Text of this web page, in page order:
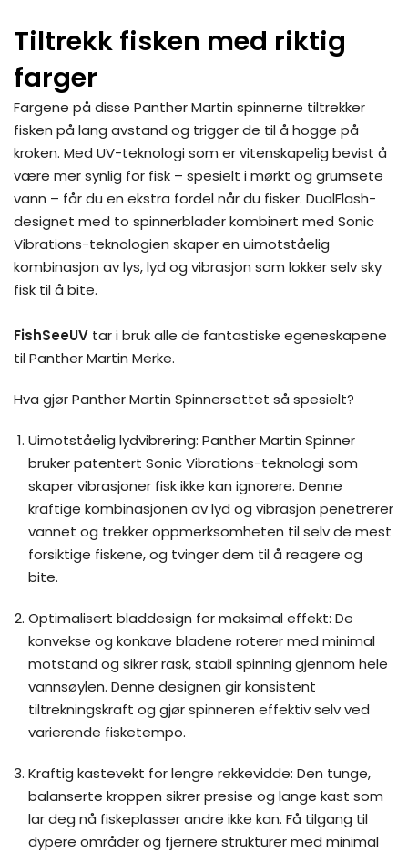
Tiltrekk fisken med riktig
farger
Fargene på disse Panther Martin spinnerne tiltrekker
fisken på lang avstand og trigger de til å hogge på
kroken. Med UV-teknologi som er vitenskapelig bevist å
være mer synlig for fisk – spesielt i mørkt og grumsete
vann – får du en ekstra fordel når du fisker. DualFlash-
designet med to spinnerblader kombinert med Sonic
Vibrations-teknologien skaper en uimotståelig
kombinasjon av lys, lyd og vibrasjon som lokker selv sky
fisk til å bite.
FishSeeUV tar i bruk alle de fantastiske egeneskapene
til Panther Martin Merke.
Hva gjør Panther Martin Spinnersettet så spesielt?
Uimotståelig lydvibrering: Panther Martin Spinner
bruker patentert Sonic Vibrations-teknologi som
skaper vibrasjoner fisk ikke kan ignorere. Denne
kraftige kombinasjonen av lyd og vibrasjon penetrerer
vannet og trekker oppmerksomheten til selv de mest
forsiktige fiskene, og tvinger dem til å reagere og
bite.
Optimalisert bladdesign for maksimal effekt: De
konvekse og konkave bladene roterer med minimal
motstand og sikrer rask, stabil spinning gjennom hele
vannsøylen. Denne designen gir konsistent
tiltrekningskraft og gjør spinneren effektiv selv ved
varierende fisketempo.
Kraftig kastevekt for lengre rekkevidde: Den tunge,
balanserte kroppen sikrer presise og lange kast som
lar deg nå fiskeplasser andre ikke kan. Få tilgang til
dypere områder og fjernere strukturer med minimal